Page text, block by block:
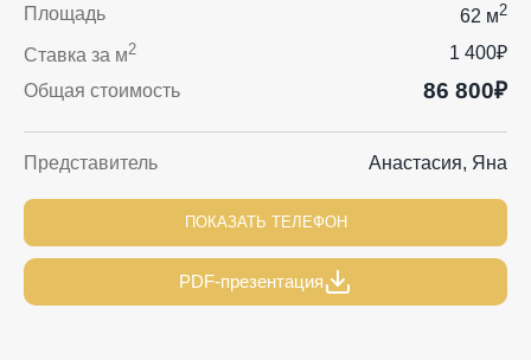
Площадь 62 м2
Ставка за м2
1 400₽
Общая стоимость
86 800₽
Представитель Анастасия, Яна
ПОКАЗАТЬ ТЕЛЕФОН
PDF-презентация